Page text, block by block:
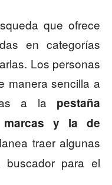
que ofrece
en categorías
Los personas
manera sencilla a
a la pestaña
marcas y la de
traer algunas
buscador para el